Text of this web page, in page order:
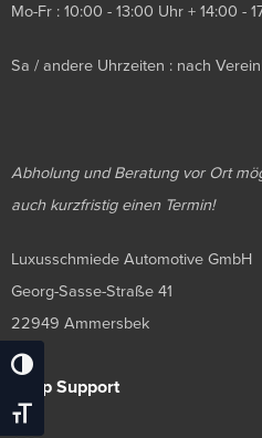
Umschalten Auf Hohe Kontraste
Schrift Vergrößern
Mo-Fr : 10:00 - 13:00 Uhr + 14:00 -
Sa / andere Uhrzeiten : nach
Abholung und Beratung vor Ort
auch kurzfristig einen Termin!
Luxusschmiede Automotive GmbH
Georg-Sasse-Straße 41
22949 Ammersbek
Shop Support